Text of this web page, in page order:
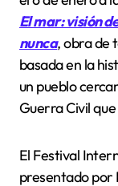
El mar: visión
nunca, obra de
basada en la
un pueblo
Guerra Civil
El Festival
presentado por